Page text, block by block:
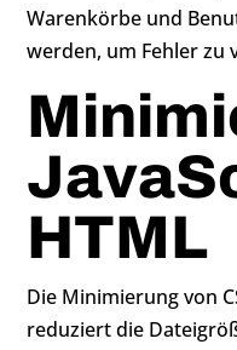
Warenkörbe und
werden, um Fehler zu
HTML
Die Minimierung von
reduziert die